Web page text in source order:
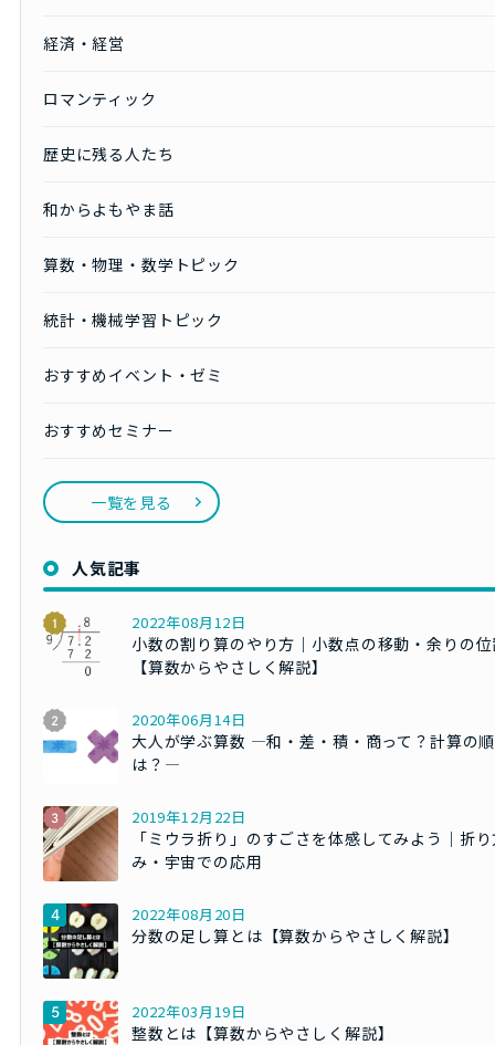
経済・経営
ロマンティック
歴史に残る人たち
和からよもやま話
算数・物理・数学トピック
統計・機械学習トピック
おすすめイベント・ゼミ
おすすめセミナー
一覧を見る
人気記事
2022年08月12日
小数の割り算のやり方｜小数点の移動・余りの
【算数からやさしく解説】
2020年06月14日
大人が学ぶ算数 ―和・差・積・商って？計算の
は？―
2019年12月22日
「ミウラ折り」のすごさを体感してみよう｜折
み・宇宙での応用
2022年08月20日
分数の足し算とは【算数からやさしく解説】
2022年03月19日
整数とは【算数からやさしく解説】